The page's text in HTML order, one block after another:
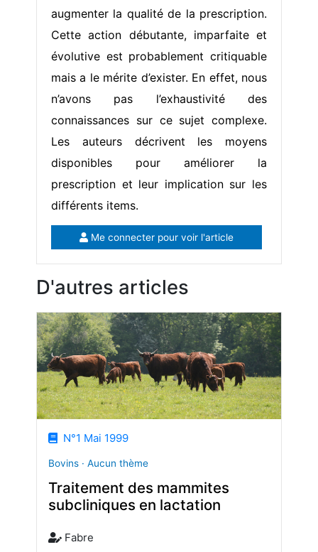
augmenter la qualité de la prescription.
Cette action débutante, imparfaite et
évolutive est probablement critiquable
mais a le mérite d’exister. En effet, nous
n’avons pas l’exhaustivité des
connaissances sur ce sujet complexe.
Les auteurs décrivent les moyens
disponibles pour améliorer la
prescription et leur implication sur les
différents items.
Me connecter pour voir l'article
D'autres articles
N°1 Mai 1999
Bovins · Aucun thème
Traitement des mammites
subcliniques en lactation
Fabre